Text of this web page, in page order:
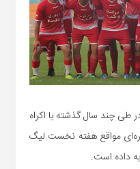
چند سال گذشته با اکراه
مواقع هفته نخست لیگ
داده است.